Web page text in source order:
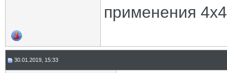
применения
30.01.2019, 15:33